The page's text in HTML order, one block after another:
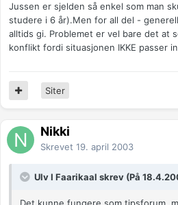
Jussen er sjelden så enkel som man
studere i 6 år).Men for all del -
alltids gi. Problemet er vel bare det at
konflikt fordi situasjonen IKKE passer
Siter
Nikki
Skrevet 19. april 2003
Ulv I Faarikaal skrev (På